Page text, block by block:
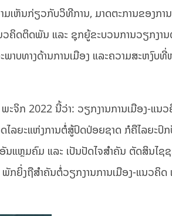
ຫັນກ່ຽວກັບວິທີການ, ມາດຕະການຂອງການ
ວຄິດຕິດພັນ ແລະ ຊຸກຍູ້ຂະບວນການວຽກງານ
ພາບທາງດ້ານການເມືອງ ແລະຄວາມສະຫງົ
ຈິກ 2022 ນີ້ວ່າ: ວຽກງານການເມືອງ-ແນວ
ລຍະແຫ່ງການຕໍ່ສູ້ປົດປ່ອຍຊາດ ກໍຄືໄລຍະປົ
ນແຫຼມຄົມ ແລະ ເປັນປັດໄຈສໍາຄັນ ຕັດສິນໄຊ
ກຍິ່ງຖືສໍາຄັນຕໍ່ວຽກງານການເມືອງ-ແນວຄິດ